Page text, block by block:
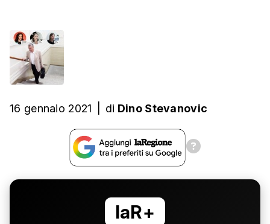
16 gennaio 2021 di Dino Stevanovic
laR+